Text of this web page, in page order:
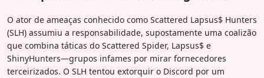
O ator de ameaças conhecido como Scattered Lapsus$ Hunters
(SLH) assumiu a responsabilidade, supostamente uma coalizão
que combina táticas do Scattered Spider, Lapsus$ e
ShinyHunters—grupos infames por mirar fornecedores
terceirizados. O SLH tentou extorquir o Discord por um